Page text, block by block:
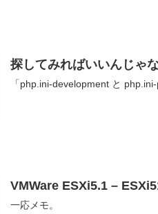
探してみればいいんじゃな
VMWare ESXi5.1 –
一応メモ。